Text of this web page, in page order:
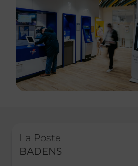
La Poste
BADENS